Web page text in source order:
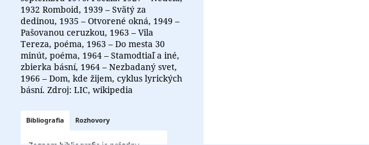
1932 Romboid, 1939 – Svätý za
dedinou, 1935 – Otvorené okná, 1949 –
Pašovanou ceruzkou, 1963 – Vila
Tereza, poéma, 1963 – Do mesta 30
minút, poéma, 1964 – Stamodtiaľ a iné,
zbierka básní, 1964 – Nezbadaný svet,
1966 – Dom, kde žijem, cyklus lyrických
básní. Zdroj: LIC, wikipedia
Bibliografia Rozhovory